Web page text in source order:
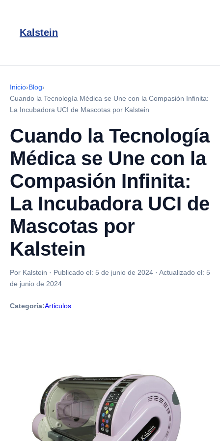
Kalstein
Inicio›Blog›
Cuando la Tecnología Médica se Une con la Compasión Infinita:
La Incubadora UCI de Mascotas por Kalstein
Cuando la Tecnología
Médica se Une con la
Compasión Infinita:
La Incubadora UCI de
Mascotas por
Kalstein
Por Kalstein · Publicado el: 5 de junio de 2024 · Actualizado el: 5
de junio de 2024
Categoría:Articulos